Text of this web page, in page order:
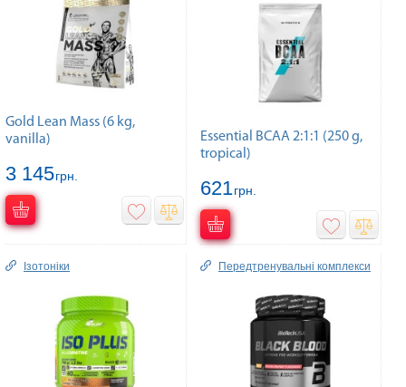
Gold Lean Mass (6 kg,
vanilla)
3 145грн.
Essential BCAA 2:1:1 (250 g,
tropical)
621грн.
Ізотоніки Передтренувальні комплекси